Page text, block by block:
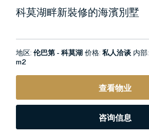
科莫湖畔新裝修的海濱別墅
地区:伦巴第 - 科莫湖价格:私人洽谈 内部:
m2
查看物业
咨询信息